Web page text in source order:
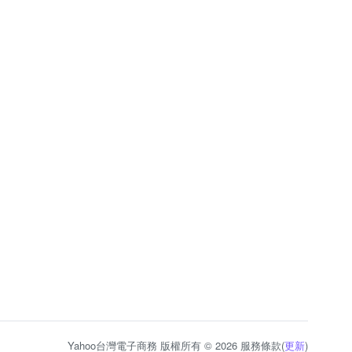
Yahoo台灣電子商務 版權所有 © 2026 服務條款(更新)